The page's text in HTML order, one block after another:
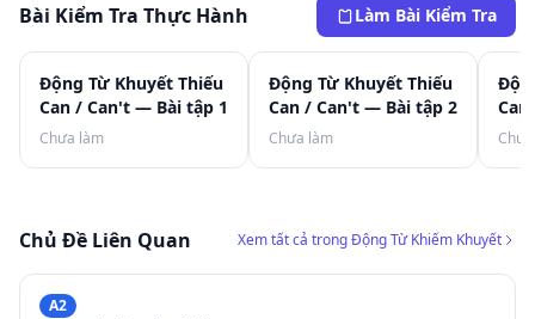
Bài Kiểm Tra Thực Hành Làm Bài Kiểm Tra
Động Từ Khuyết Thiếu
Can / Can't — Bài tập 1
Chưa làm
Động Từ Khuyết Thiếu
Can / Can't — Bài tập 2
Chưa làm
Chủ Đề Liên Quan Xem tất cả trong Động Từ Khiếm Khuyết
A2